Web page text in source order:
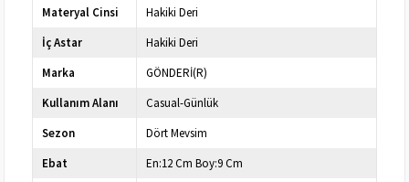
Materyal Cinsi
Hakiki Deri
İç Astar
Hakiki Deri
Marka
GÖNDERİ(R)
Kullanım Alanı
Casual-Günlük
Sezon
Dört Mevsim
Ebat
En:12 Cm Boy:9 Cm